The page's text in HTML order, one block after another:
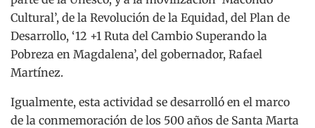
Cultural’, de la Revolución de la Equidad, del Plan de
Desarrollo, ‘12 +1 Ruta del Cambio Superando la
Pobreza en Magdalena’, del gobernador, Rafael
Martínez.
Igualmente, esta actividad se desarrolló en el marco
de la conmemoración de los 500 años de Santa Marta